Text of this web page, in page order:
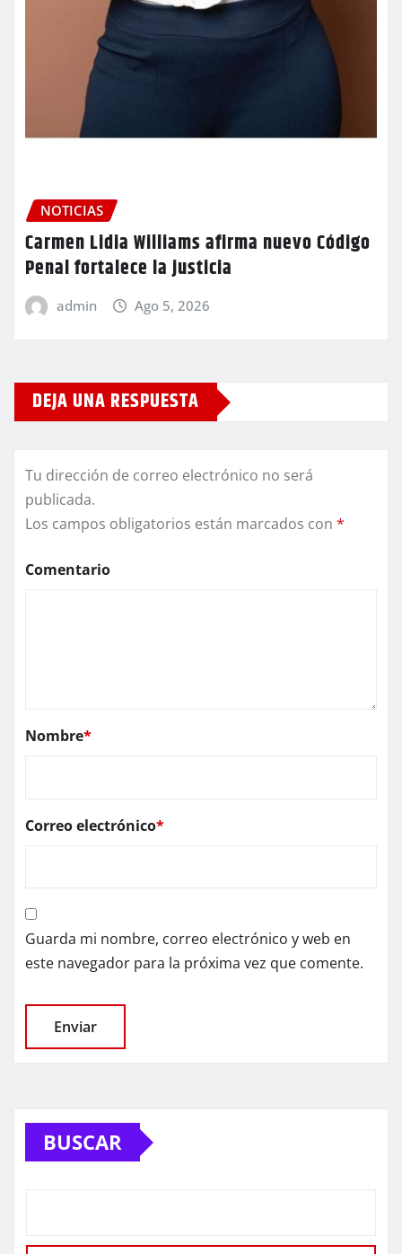
NOTICIAS
Carmen Lidia Williams afirma nuevo Código
Penal fortalece la justicia
admin Ago 5, 2026
DEJA UNA RESPUESTA
Tu dirección de correo electrónico no será
publicada.
Los campos obligatorios están marcados con *
Comentario
Nombre*
Correo electrónico*
Guarda mi nombre, correo electrónico y web en
este navegador para la próxima vez que comente.
BUSCAR